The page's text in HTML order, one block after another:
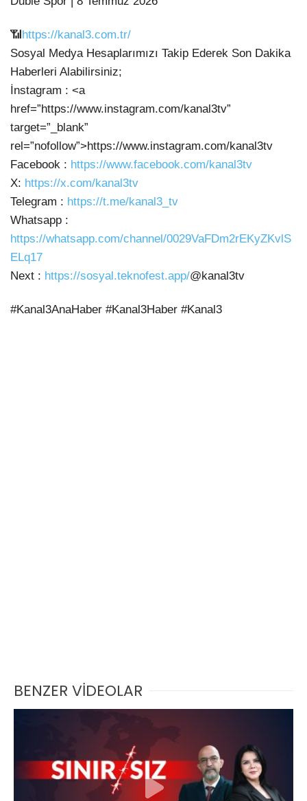
📶https://kanal3.com.tr/
Sosyal Medya Hesaplarımızı Takip Ederek Son Dakika
Haberleri Alabilirsiniz;
İnstagram : <a
href=”https://www.instagram.com/kanal3tv”
target=”_blank”
rel=”nofollow”>https://www.instagram.com/kanal3tv
Facebook : https://www.facebook.com/kanal3tv
X: https://x.com/kanal3tv
Telegram : https://t.me/kanal3_tv
Whatsapp :
https://whatsapp.com/channel/0029VaFDm2rEKyZKvlS
ELq17
Next : https://sosyal.teknofest.app/@kanal3tv
#Kanal3AnaHaber #Kanal3Haber #Kanal3
BENZER VİDEOLAR